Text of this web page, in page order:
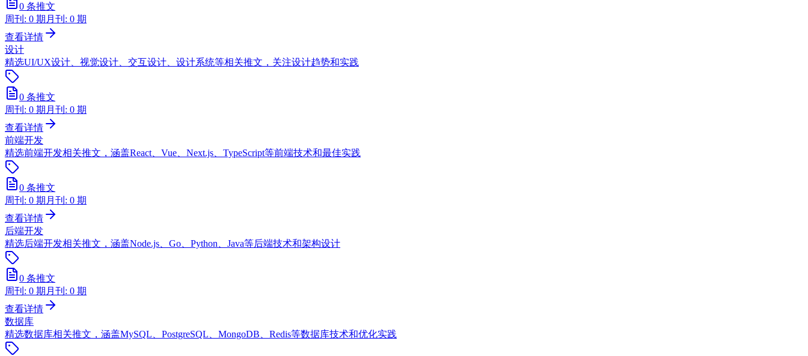
0 条推文
周刊: 0 期 月刊: 0 期
查看详情
设计
精选UI/UX设计、视觉设计、交互设计、设计系统等相关推文，关注设计趋势和实践
0 条推文
周刊: 0 期 月刊: 0 期
查看详情
前端开发
精选前端开发相关推文，涵盖React、Vue、Next.js、TypeScript等前端技术和最佳实践
0 条推文
周刊: 0 期 月刊: 0 期
查看详情
后端开发
精选后端开发相关推文，涵盖Node.js、Go、Python、Java等后端技术和架构设计
0 条推文
周刊: 0 期 月刊: 0 期
查看详情
数据库
精选数据库相关推文，涵盖MySQL、PostgreSQL、MongoDB、Redis等数据库技术和优化实践